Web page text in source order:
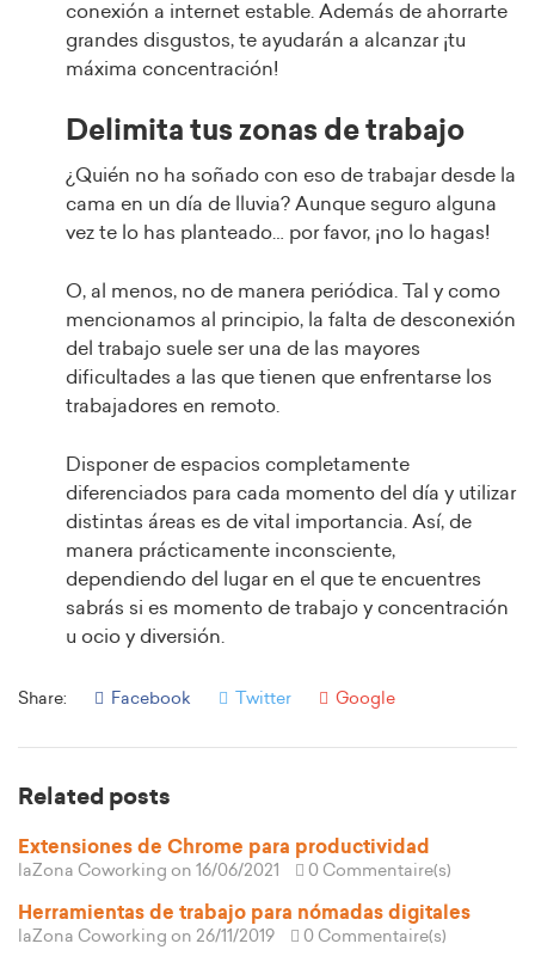
conexión a internet estable. Además de ahorrarte
grandes disgustos, te ayudarán a alcanzar ¡tu
máxima concentración!
Delimita tus zonas de trabajo
¿Quién no ha soñado con eso de trabajar desde la
cama en un día de lluvia? Aunque seguro alguna
vez te lo has planteado… por favor, ¡no lo hagas!
O, al menos, no de manera periódica. Tal y como
mencionamos al principio, la falta de desconexión
del trabajo suele ser una de las mayores
dificultades a las que tienen que enfrentarse los
trabajadores en remoto.
Disponer de espacios completamente
diferenciados para cada momento del día y utilizar
distintas áreas es de vital importancia. Así, de
manera prácticamente inconsciente,
dependiendo del lugar en el que te encuentres
sabrás si es momento de trabajo y concentración
u ocio y diversión.
Share: Facebook Twitter Google
Related posts
Extensiones de Chrome para productividad
laZona Coworking on 16/06/2021 0 Commentaire(s)
Herramientas de trabajo para nómadas digitales
laZona Coworking on 26/11/2019 0 Commentaire(s)